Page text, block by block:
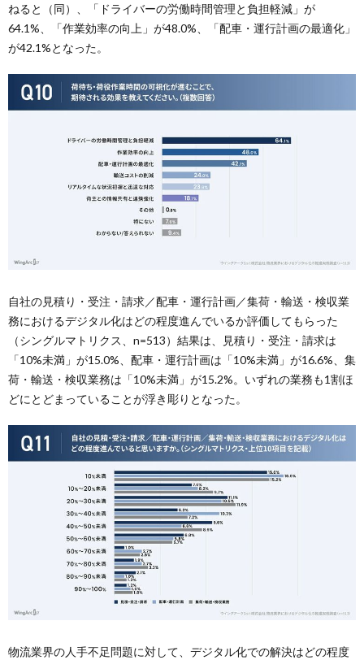
ねると（同）、「ドライバーの労働時間管理と負担軽減」が
64.1%、「作業効率の向上」が48.0%、「配車・運行計画の最適化」
が42.1%となった。
自社の見積り・受注・請求／配車・運行計画／集荷・輸送・検収業
務におけるデジタル化はどの程度進んでいるか評価してもらった
（シングルマトリクス、n=513）結果は、見積り・受注・請求は
「10%未満」が15.0%、配車・運行計画は「10%未満」が16.6%、集
荷・輸送・検収業務は「10%未満」が15.2%。いずれの業務も1割ほ
どにとどまっていることが浮き彫りとなった。
物流業界の人手不足問題に対して、デジタル化での解決はどの程度